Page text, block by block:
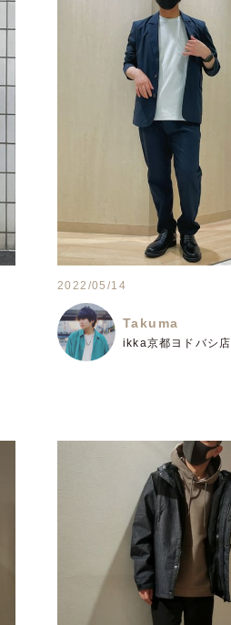
2022/05/14
Takuma
ikka京都ヨドバシ店